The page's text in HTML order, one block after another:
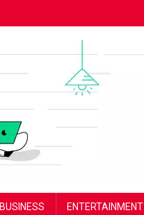
BUSINESS ENTERTAINMENT